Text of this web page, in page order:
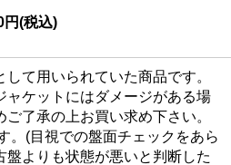
円(税込)
て用いられていた商品です。
ャケットにはダメージがある場
了承の上お買い求め下さい。
。(目視での盤面チェックをあら
よりも状態が悪いと判断した